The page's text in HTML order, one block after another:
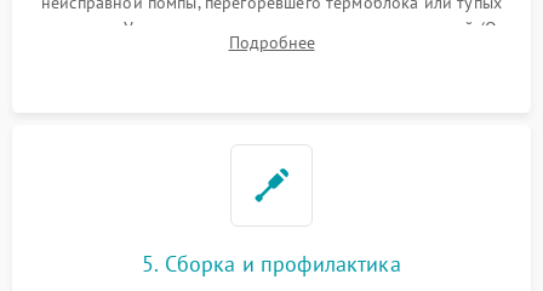
жерновов. Установка новых силиконовых уплотнителей (O-
ring) и тефлоновых трубок для надежного устранения
Подробнее
5. Сборка и профилактика